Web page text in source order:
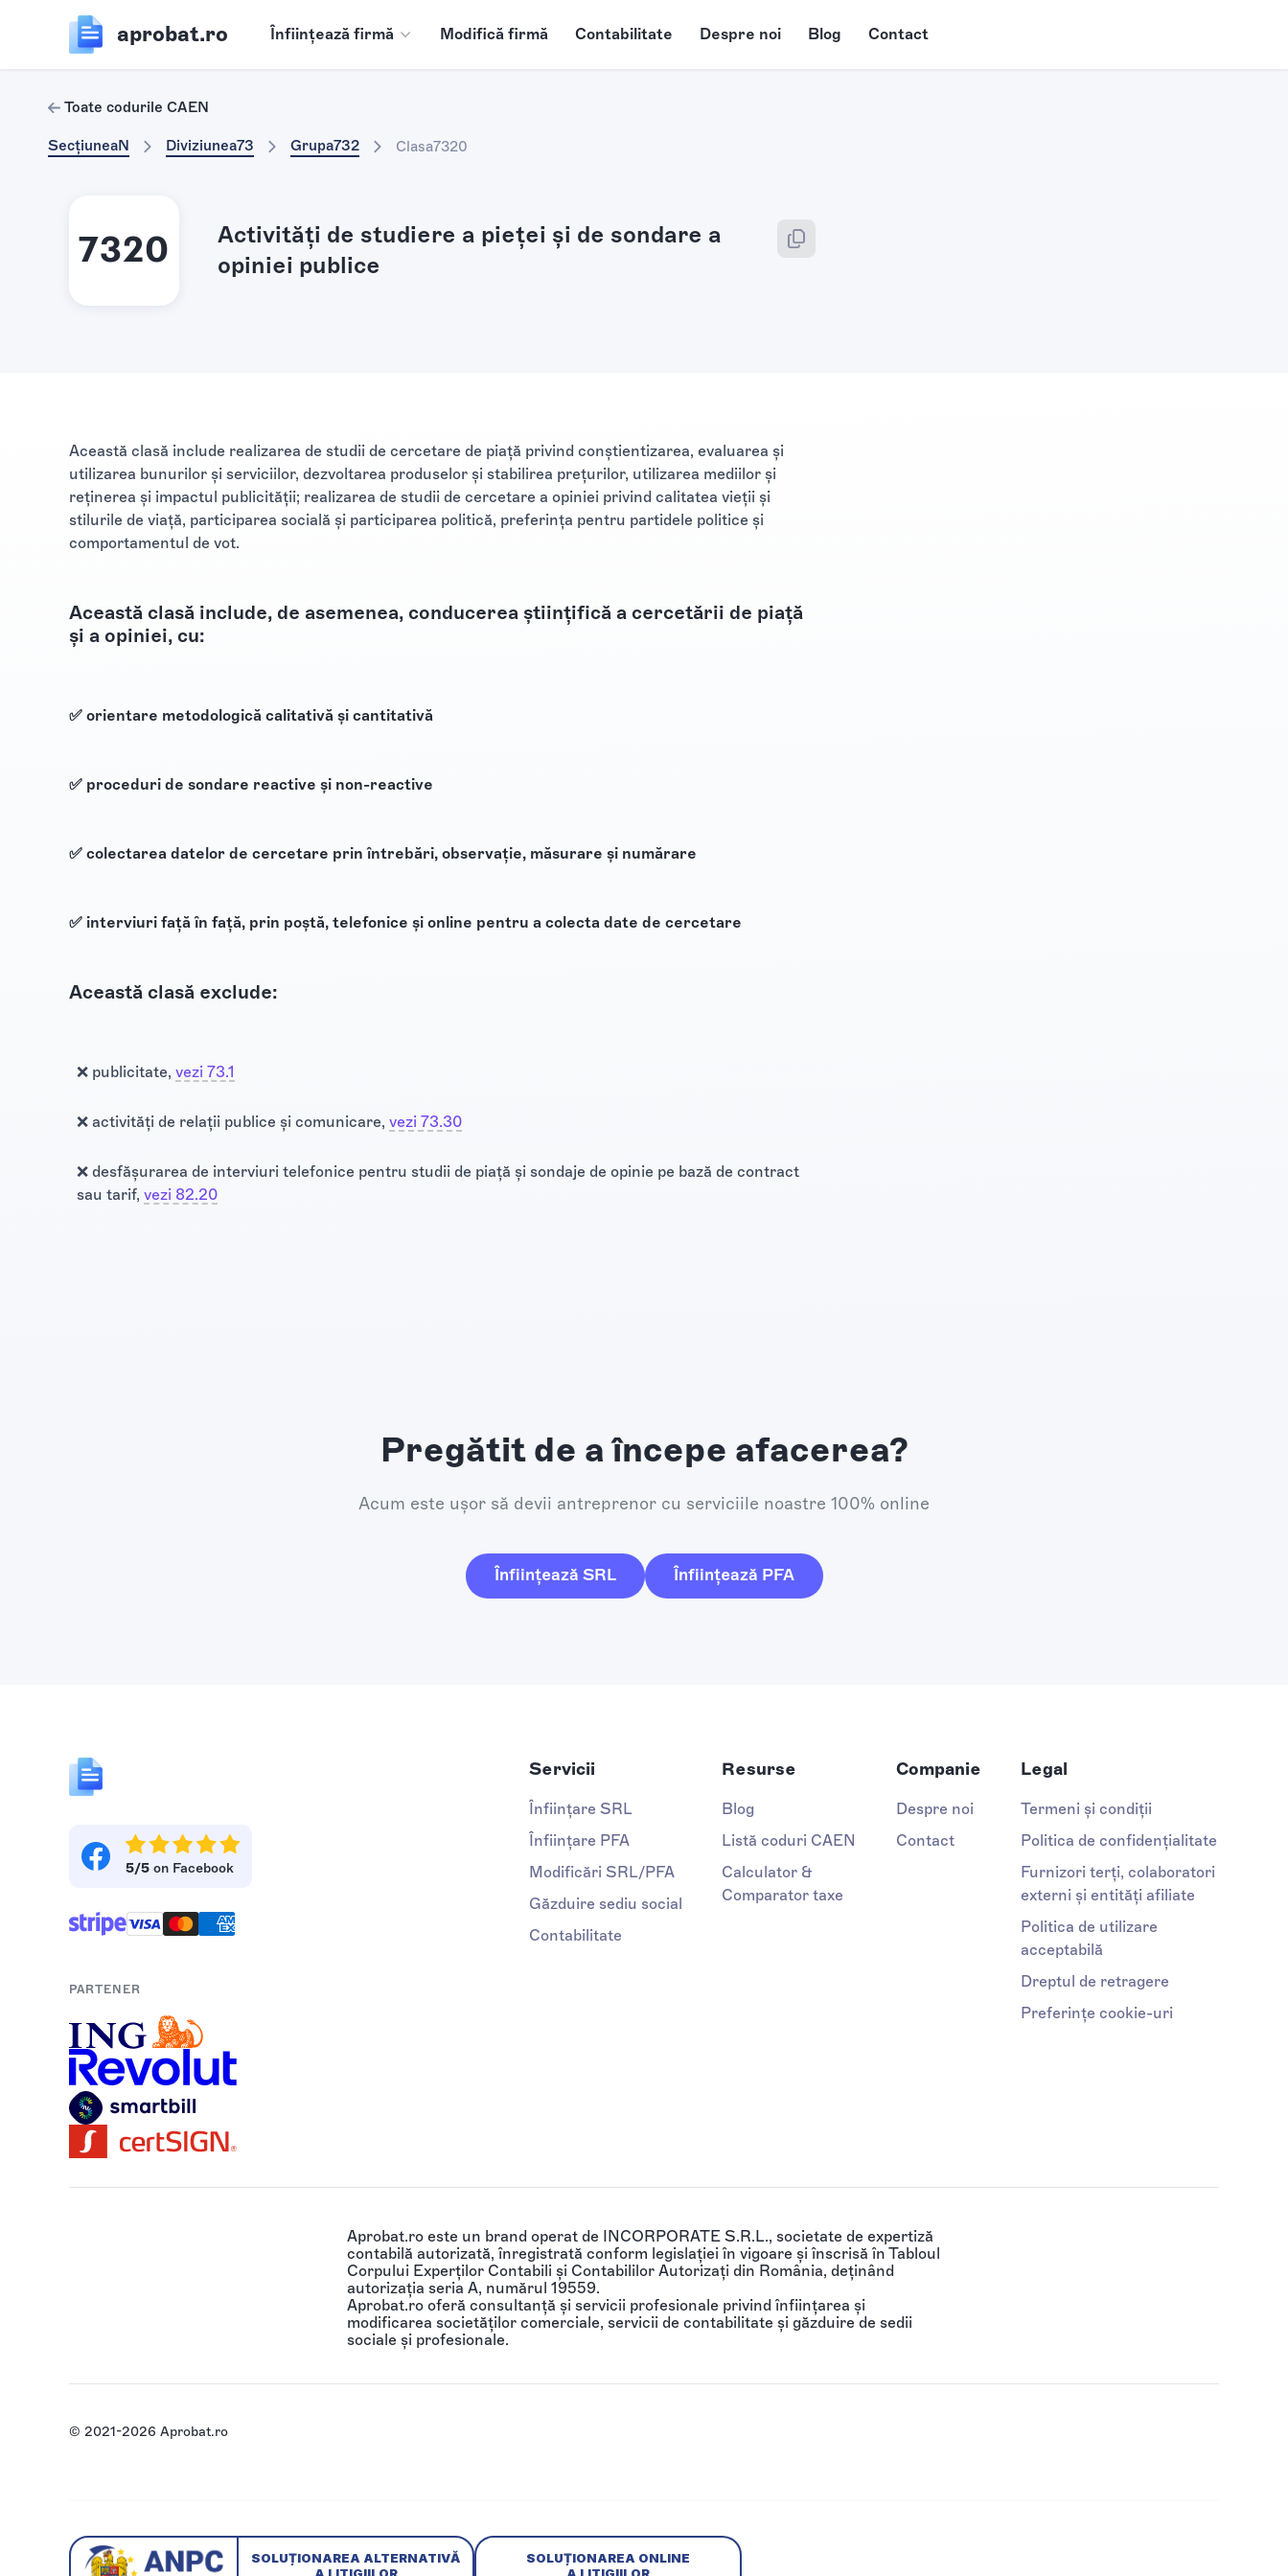
aprobat.ro Înființează firmă Modifică firmă Contabilitate Despre noi Blog Contact
Toate codurile CAEN
SecțiuneaN Diviziunea73 Grupa732 Clasa7320
7320
Activităţi de studiere a pieţei şi de sondare a
opiniei publice
Această clasă include realizarea de studii de cercetare de piață privind conștientizarea, evaluarea și
utilizarea bunurilor și serviciilor, dezvoltarea produselor și stabilirea prețurilor, utilizarea mediilor și
reținerea și impactul publicității; realizarea de studii de cercetare a opiniei privind calitatea vieții și
stilurile de viață, participarea socială și participarea politică, preferința pentru partidele politice și
comportamentul de vot.
Această clasă include, de asemenea, conducerea științifică a cercetării de piață
și a opiniei, cu:
✅ orientare metodologică calitativă și cantitativă
✅ proceduri de sondare reactive și non-reactive
✅ colectarea datelor de cercetare prin întrebări, observație, măsurare și numărare
✅ interviuri față în față, prin poștă, telefonice și online pentru a colecta date de cercetare
Această clasă exclude:
❌ publicitate, vezi 73.1
❌ activități de relații publice și comunicare, vezi 73.30
❌ desfășurarea de interviuri telefonice pentru studii de piață și sondaje de opinie pe bază de contract
sau tarif, vezi 82.20
Pregătit de a începe afacerea?
Acum este ușor să devii antreprenor cu serviciile noastre 100% online
Înființează SRL Înființează PFA
5/5 on Facebook
PARTENER
Servicii
Înființare SRL
Înființare PFA
Modificări SRL/PFA
Găzduire sediu social
Contabilitate
Resurse
Blog
Listă coduri CAEN
Calculator &
Comparator taxe
Companie
Despre noi
Contact
Legal
Termeni și condiții
Politica de confidențialitate
Furnizori terți, colaboratori
externi și entități afiliate
Politica de utilizare
acceptabilă
Dreptul de retragere
Preferințe cookie-uri
Aprobat.ro este un brand operat de INCORPORATE S.R.L., societate de expertiză
contabilă autorizată, înregistrată conform legislației în vigoare și înscrisă în Tabloul
Corpului Experților Contabili și Contabililor Autorizați din România, deținând
autorizația seria A, numărul 19559.
Aprobat.ro oferă consultanță și servicii profesionale privind înființarea și
modificarea societăților comerciale, servicii de contabilitate și găzduire de sedii
sociale și profesionale.
© 2021-2026 Aprobat.ro
SOLUȚIONAREA ALTERNATIVĂ
SOLUȚIONAREA ONLINE